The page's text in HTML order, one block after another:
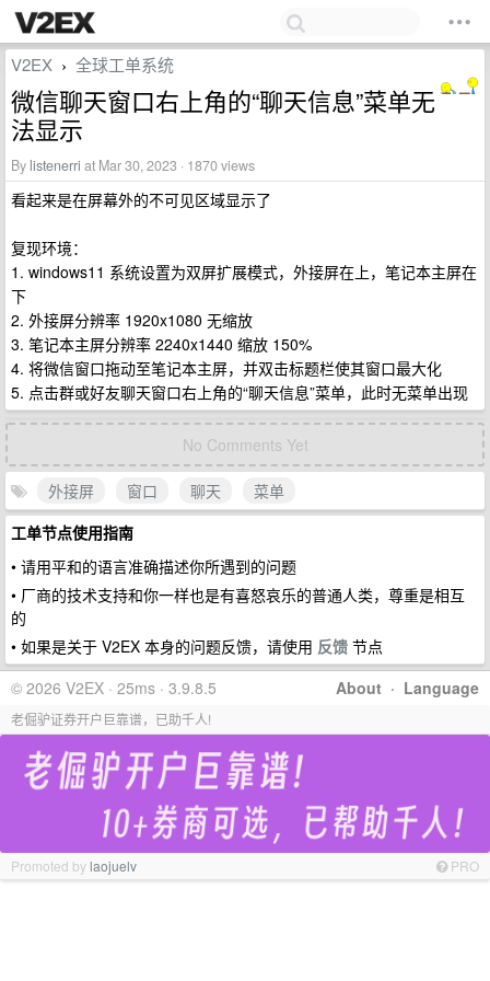
V2EX › 全球工单系统
微信聊天窗口右上角的“聊天信息”菜单无
法显示
By listenerri at Mar 30, 2023 · 1870 views
看起来是在屏幕外的不可见区域显示了
复现环境：
1. windows11 系统设置为双屏扩展模式，外接屏在上，笔记本主屏在
下
2. 外接屏分辨率 1920x1080 无缩放
3. 笔记本主屏分辨率 2240x1440 缩放 150%
4. 将微信窗口拖动至笔记本主屏，并双击标题栏使其窗口最大化
5. 点击群或好友聊天窗口右上角的“聊天信息”菜单，此时无菜单出现
No Comments Yet
外接屏 窗口 聊天
菜单
工单节点使用指南
• 请用平和的语言准确描述你所遇到的问题
• 厂商的技术支持和你一样也是有喜怒哀乐的普通人类，尊重是相互
的
• 如果是关于 V2EX 本身的问题反馈，请使用 反馈 节点
About · Language
© 2026 V2EX · 25ms · 3.9.8.5
老倔驴证券开户巨靠谱，已助千人!
Promoted bylaojuelv PRO